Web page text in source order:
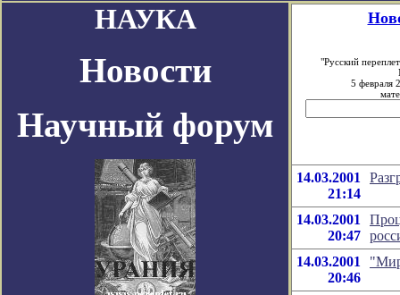
НАУКА
Новости
Научный форум
"Русский
5 февраля
14.03.2001
21:14
14.03.2001
20:47
14.03.2001
20:46